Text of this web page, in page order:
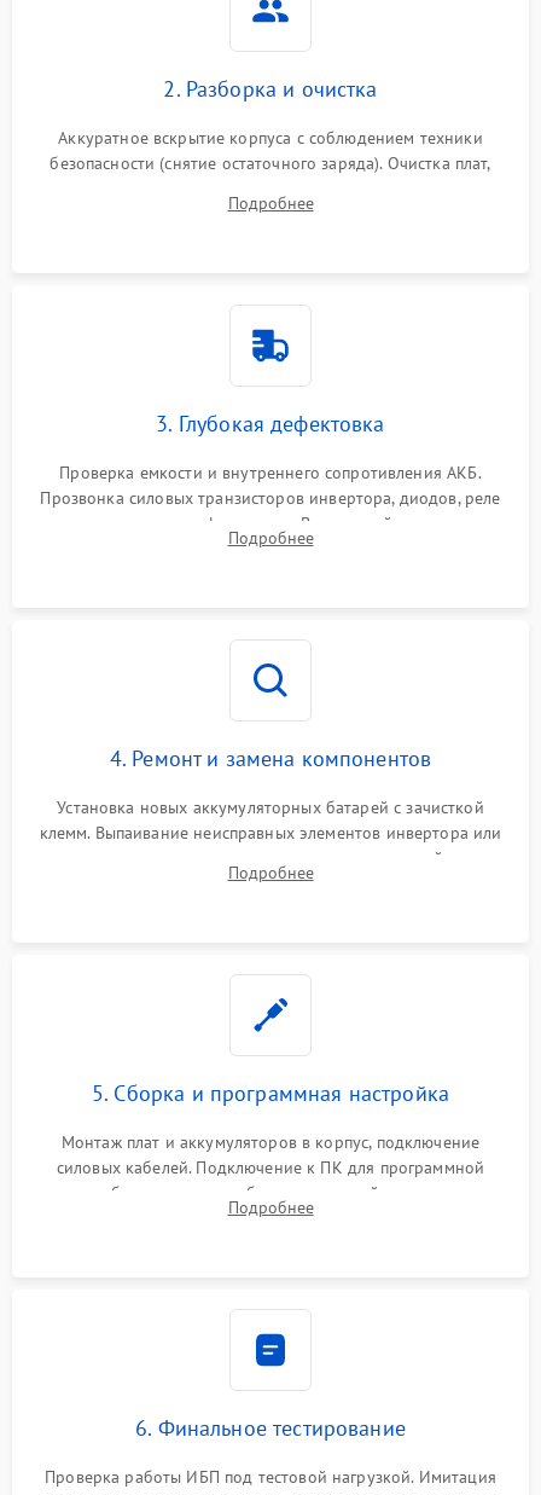
2. Разборка и очистка
Аккуратное вскрытие корпуса с соблюдением техники
безопасности (снятие остаточного заряда). Очистка плат,
и кистей для предотвращения перегрева и замыканий.
Подробнее
3. Глубокая дефектовка
Проверка емкости и внутреннего сопротивления АКБ.
Прозвонка силовых транзисторов инвертора, диодов, реле
переключения и трансформатора. Визуальный поиск вздутых
конденсаторов и прогаров на печатной плате.
Подробнее
4. Ремонт и замена компонентов
Установка новых аккумуляторных батарей с зачисткой
клемм. Выпаивание неисправных элементов инвертора или
цепи зарядки и монтаж новых радиодеталей.
Восстановление поврежденных токоведущих дорожек и
Подробнее
5. Сборка и программная настройка
Монтаж плат и аккумуляторов в корпус, подключение
силовых кабелей. Подключение к ПК для программной
калибровки констант батареи, настройки порогов
срабатывания AVR и сброса счетчиков старения АКБ.
Подробнее
6. Финальное тестирование
Проверка работы ИБП под тестовой нагрузкой. Имитация